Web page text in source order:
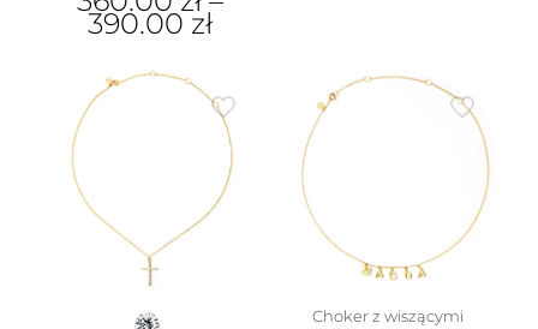
390.00 zł
produkt
wariantów.
wybrać
stronie
produktu
Choker z wiszącymi